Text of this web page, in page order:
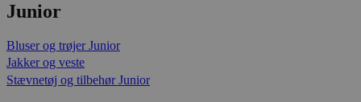
Junior
Bluser og trøjer Junior
Jakker og veste
Stævnetøj og tilbehør Junior